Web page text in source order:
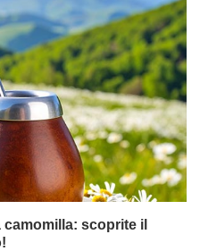
camomilla: scoprite il